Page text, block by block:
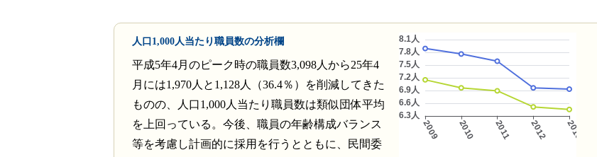
人口1,000人当たり職員数の分析欄
平成5年4月のピーク時の職員数3,098人から25年4
月には1,970人と1,128人（36.4％）を削減してきた
ものの、人口1,000人当たり職員数は類似団体平均
を上回っている。今後、職員の年齢構成バランス
等を考慮し計画的に採用を行うとともに、民間委